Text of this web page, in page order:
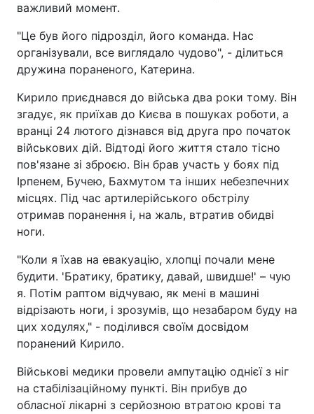
важливий момент.
"Це був його підрозділ, його команда. Нас
організували, все виглядало чудово", - ділиться
дружина пораненого, Катерина.
Кирило приєднався до війська два роки тому. Він
згадує, як приїхав до Києва в пошуках роботи, а
вранці 24 лютого дізнався від друга про початок
військових дій. Відтоді його життя стало тісно
пов'язане зі зброєю. Він брав участь у боях під
Ірпенем, Бучею, Бахмутом та інших небезпечних
місцях. Під час артилерійського обстрілу
отримав поранення і, на жаль, втратив обидві
ноги.
"Коли я їхав на евакуацію, хлопці почали мене
будити. 'Братику, братику, давай, швидше!' – чую
я. Потім раптом відчуваю, як мені в машині
відрізають ноги, і зрозумів, що незабаром буду на
цих ходулях," - поділився своїм досвідом
поранений Кирило.
Військові медики провели ампутацію однієї з ніг
на стабілізаційному пункті. Він прибув до
обласної лікарні з серйозною втратою крові та